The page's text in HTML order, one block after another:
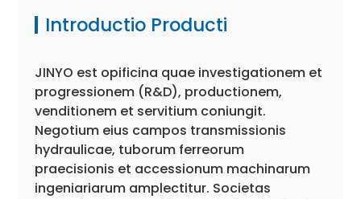
Introductio Producti
JINYO est opificina quae investigationem et
progressionem (R&D), productionem,
venditionem et servitium coniungit.
Negotium eius campos transmissionis
hydraulicae, tuborum ferreorum
praecisionis et accessionum machinarum
ingeniariarum amplectitur. Societas